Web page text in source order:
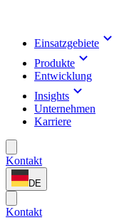
Einsatzgebiete
Produkte
Entwicklung
Insights
Unternehmen
Karriere
Kontakt
DE
Kontakt